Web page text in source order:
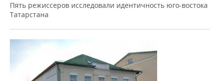
Пять режиссеров исследовали идентичность юго-востока
Татарстана